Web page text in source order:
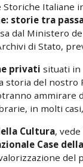
Storiche Italiane
storie tra
dal Ministero
di Stato,
privatisituati in
storia del
ammirare
in molti
Cultura,
Case